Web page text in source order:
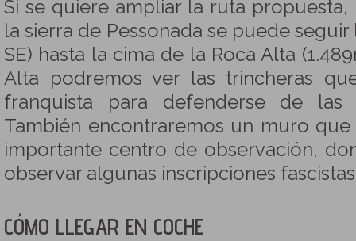
Si se quiere ampliar la ruta
la sierra de Pessonada se puede
SE) hasta la cima de la Roca Alta
Alta podremos ver las trincheras
franquista para defenderse de las
También encontraremos un muro
importante centro de observación,
observar algunas inscripciones
CÓMO LLEGAR EN COCHE